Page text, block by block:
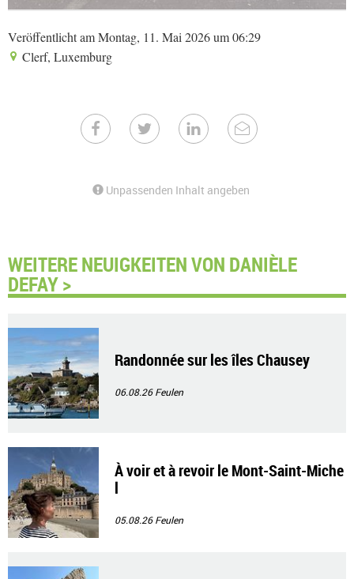
Veröffentlicht am Montag, 11. Mai 2026 um 06:29
Clerf, Luxemburg
Unpassenden Inhalt angeben
WEITERE NEUIGKEITEN VON DANIÈLE
DEFAY >
Randonnée sur les îles Chausey
06.08.26Feulen
À voir et à revoir le Mont-Saint-Miche
l
05.08.26Feulen